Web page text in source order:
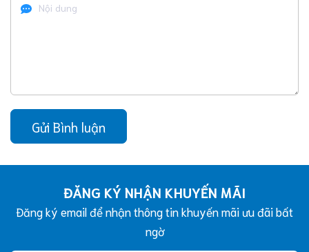
Gửi Bình luận
ĐĂNG KÝ NHẬN KHUYẾN MÃI
Đăng ký email để nhận thông tin khuyến mãi ưu đãi bất
ngờ